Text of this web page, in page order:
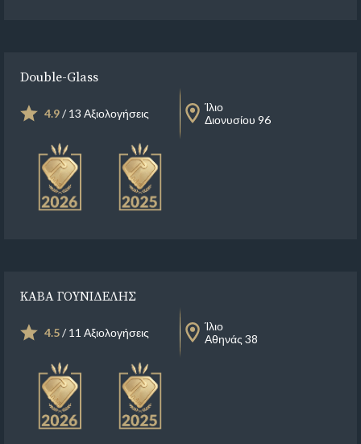
Double-Glass
4.9/ 13 Αξιολογήσεις
Ίλιο
Διονυσίου 96
ΚΑΒΑ ΓΟΥΝΙΔΕΛΗΣ
4.5/ 11 Αξιολογήσεις
Ίλιο
Αθηνάς 38